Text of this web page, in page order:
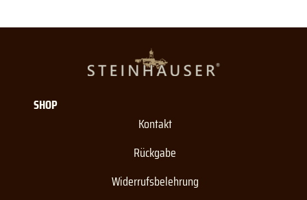
SHOP
Kontakt
Rückgabe
Widerrufsbelehrung